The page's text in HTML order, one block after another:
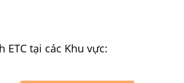
tại các Khu vực: